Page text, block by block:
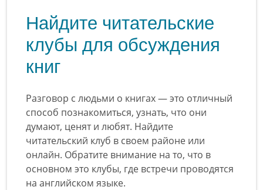
Найдите читательские
клубы для обсуждения
книг
Разговор с людьми о книгах — это отличный
способ познакомиться, узнать, что они
думают, ценят и любят. Найдите
читательский клуб в своем районе или
онлайн. Обратите внимание на то, что в
основном это клубы, где встречи проводятся
на английском языке.